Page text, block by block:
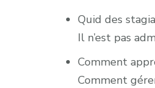
Quid des
Il n’est pas
Comment
Comment